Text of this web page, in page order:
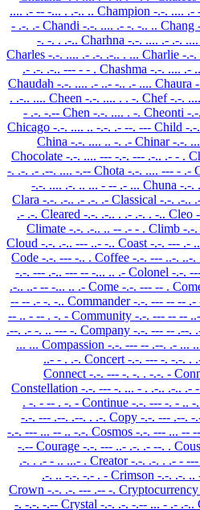
.... .- -- -... . .-.. .. Champion -.-. .... .-
- .-. .- Chandi -.-. .... .- -. -.. .. Chang
-. -. . .-.. Charhna -.-. .... .- .-.
Charles -.-. .... .- .-. .-.. . ... Charlie -.-.
.- .-. .-.. --- - - . Chashma -.-. .... .-
Chaudah -.-. .... .- ..- -.. .- .... Chaura
. .-.. .... Cheen -.-. .... . . -. Chef-.-.
- .-. -.-- Chen -.-. .... . -. Cheonti -
Chicago -.-. .... .. -.-. .- --. --- Child -.-
China -.-. .... .. -. .- Chinar-.-.
Chocolate -.-. .... --- -.-. --- .-.. .- - .
-. .-. .- .--. .... -.-- Chota -.-. .... --- - .-
-.-. .... .-. .. ... - -- .- ... Chuna -.-.
Clara -.-. .-.. .- .-. .- Classical -.-. .-..
.- .-. Cleared -.-. .-.. . .- .-. . -.. Cleo
Climate -.-. .-.. .. -- .- - . Climb -.-.
Cloud -.-. .-.. --- ..- -.. Coast -.-. --- .-
Code -.-. --- -.. . Coffee -.-. --- ..-. ..-.
-.-. --- .-.. --- -- -... .. .- Colonel -.-.
.-.. ..- -- -... .. .- Come -.-. --- -- .
-- -- .- -. -.. Commander-.-. --- -- -- .-
-- .. - -- . -. - Community -.-. --- -- --
.--. .- -. .. --- -. Company -.-. --- -- .--.
... ... Compassion -.-. --- -- .--. .- ...
..- - . .-. Concert -.-. --- -. -.-. .
Connect -.-. --- -. -. . -.-. -
Constellation -.-. --- -. ... - . .-.. .-.. .-
. -. - -- . -. - Continue -.-. --- -. - .. -
-.-. --- .--. .--. . .-. Copy -.-. --- .--. -
-.-. --- ... -- .. -.-. Cosmos -.-. --- ... --
-.-- Courage -.-. --- ..- .-. .- --. .
.-. . .- - .. ...- . Creator-.-. .-. . .- - ---
.-. .. -.-. -.- . - Crimson -.-. .-. ..
Crown -.-. .-. --- .-- -. Cryptocurrency
-. -.-. -.-- Crystal -.-. .-. -.-- ... - .- .-..